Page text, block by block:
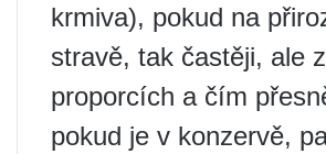
krmiva), pokud na
stravě, tak častěji, ale
proporcích a čím
pokud je v konzervě,